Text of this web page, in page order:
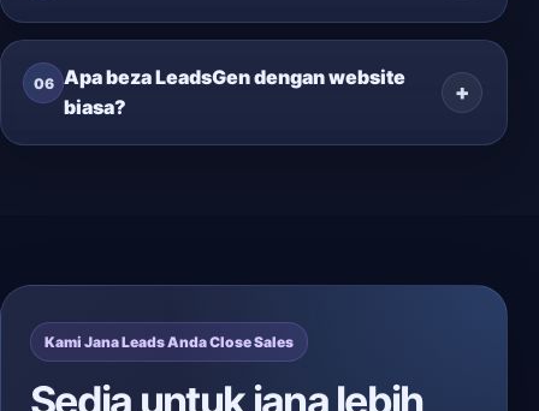
06 Apa beza LeadsGen dengan website
biasa?
Kami Jana Leads Anda Close Sales
Sedia untuk jana lebih